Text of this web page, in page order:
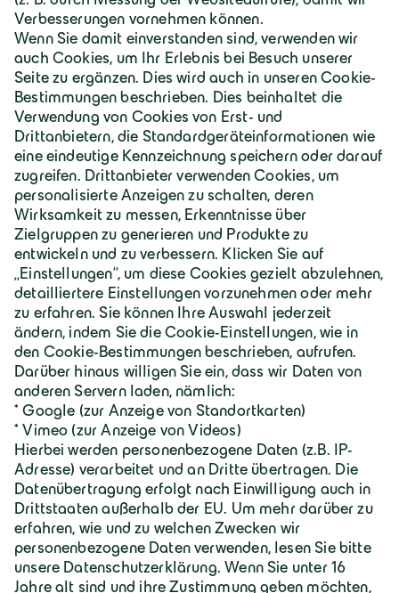
Deutschland | Deutsch
Geiger Gruppe
Über Geiger
Karriere
Geiger Gruppe
Wilhelm-Geiger-Straße 1
87561 Oberstdorf